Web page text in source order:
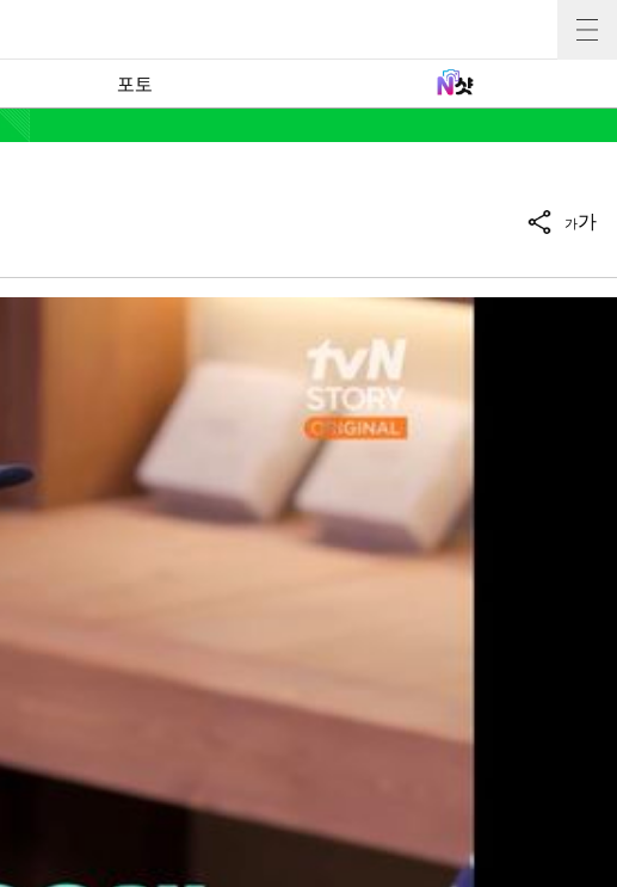
포토
가가